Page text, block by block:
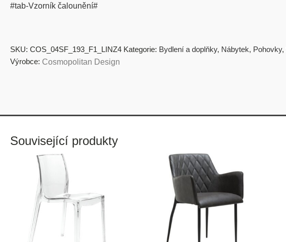
#tab-Vzorník čalounění#
SKU: COS_04SF_193_F1_LINZ4 Kategorie: Bydlení a doplňky, Nábytek, Pohovky,
Výrobce: Cosmopolitan Design
Související produkty